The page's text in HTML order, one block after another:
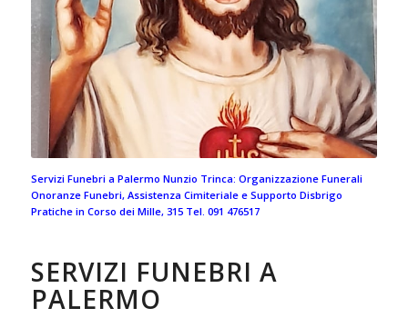
Servizi Funebri a Palermo Nunzio Trinca: Organizzazione Funerali
Onoranze Funebri, Assistenza Cimiteriale e Supporto Disbrigo
Pratiche in Corso dei Mille, 315 Tel. 091 476517
SERVIZI FUNEBRI A
PALERMO